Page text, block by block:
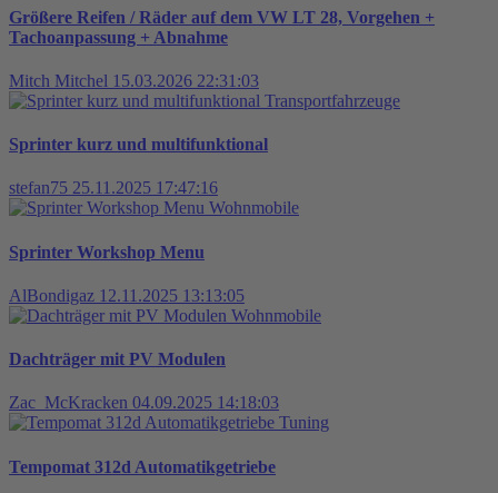
Größere Reifen / Räder auf dem VW LT 28, Vorgehen +
Tachoanpassung + Abnahme
Mitch Mitchel 15.03.2026 22:31:03
Transportfahrzeuge
Sprinter kurz und multifunktional
stefan75 25.11.2025 17:47:16
Wohnmobile
Sprinter Workshop Menu
AlBondigaz 12.11.2025 13:13:05
Wohnmobile
Dachträger mit PV Modulen
Zac_McKracken 04.09.2025 14:18:03
Tuning
Tempomat 312d Automatikgetriebe